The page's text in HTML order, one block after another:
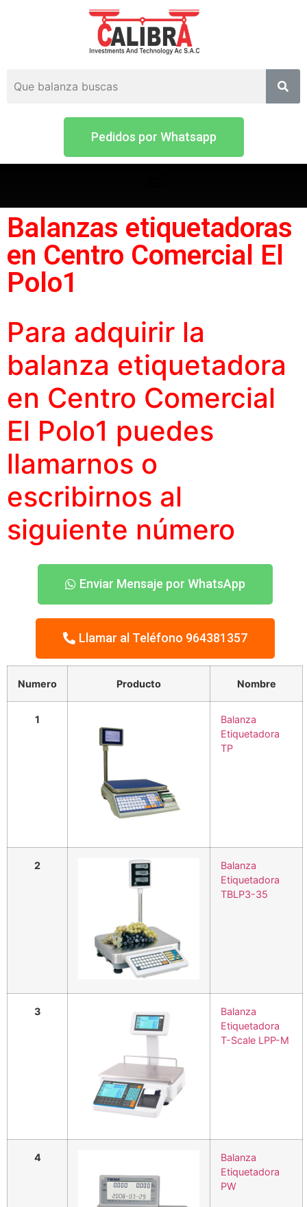
Pedidos por Whatsapp
Balanzas etiquetadoras
en Centro Comercial El
Polo1
Para adquirir la
balanza etiquetadora
en Centro Comercial
El Polo1 puedes
llamarnos o
escribirnos al
siguiente número
Enviar Mensaje por WhatsApp
Llamar al Teléfono 964381357
Numero Producto Nombre
1
Balanza
Etiquetadora
TP
2
Balanza
Etiquetadora
TBLP3-35
3
Balanza
Etiquetadora
T-Scale LPP-M
4
Balanza
Etiquetadora
PW